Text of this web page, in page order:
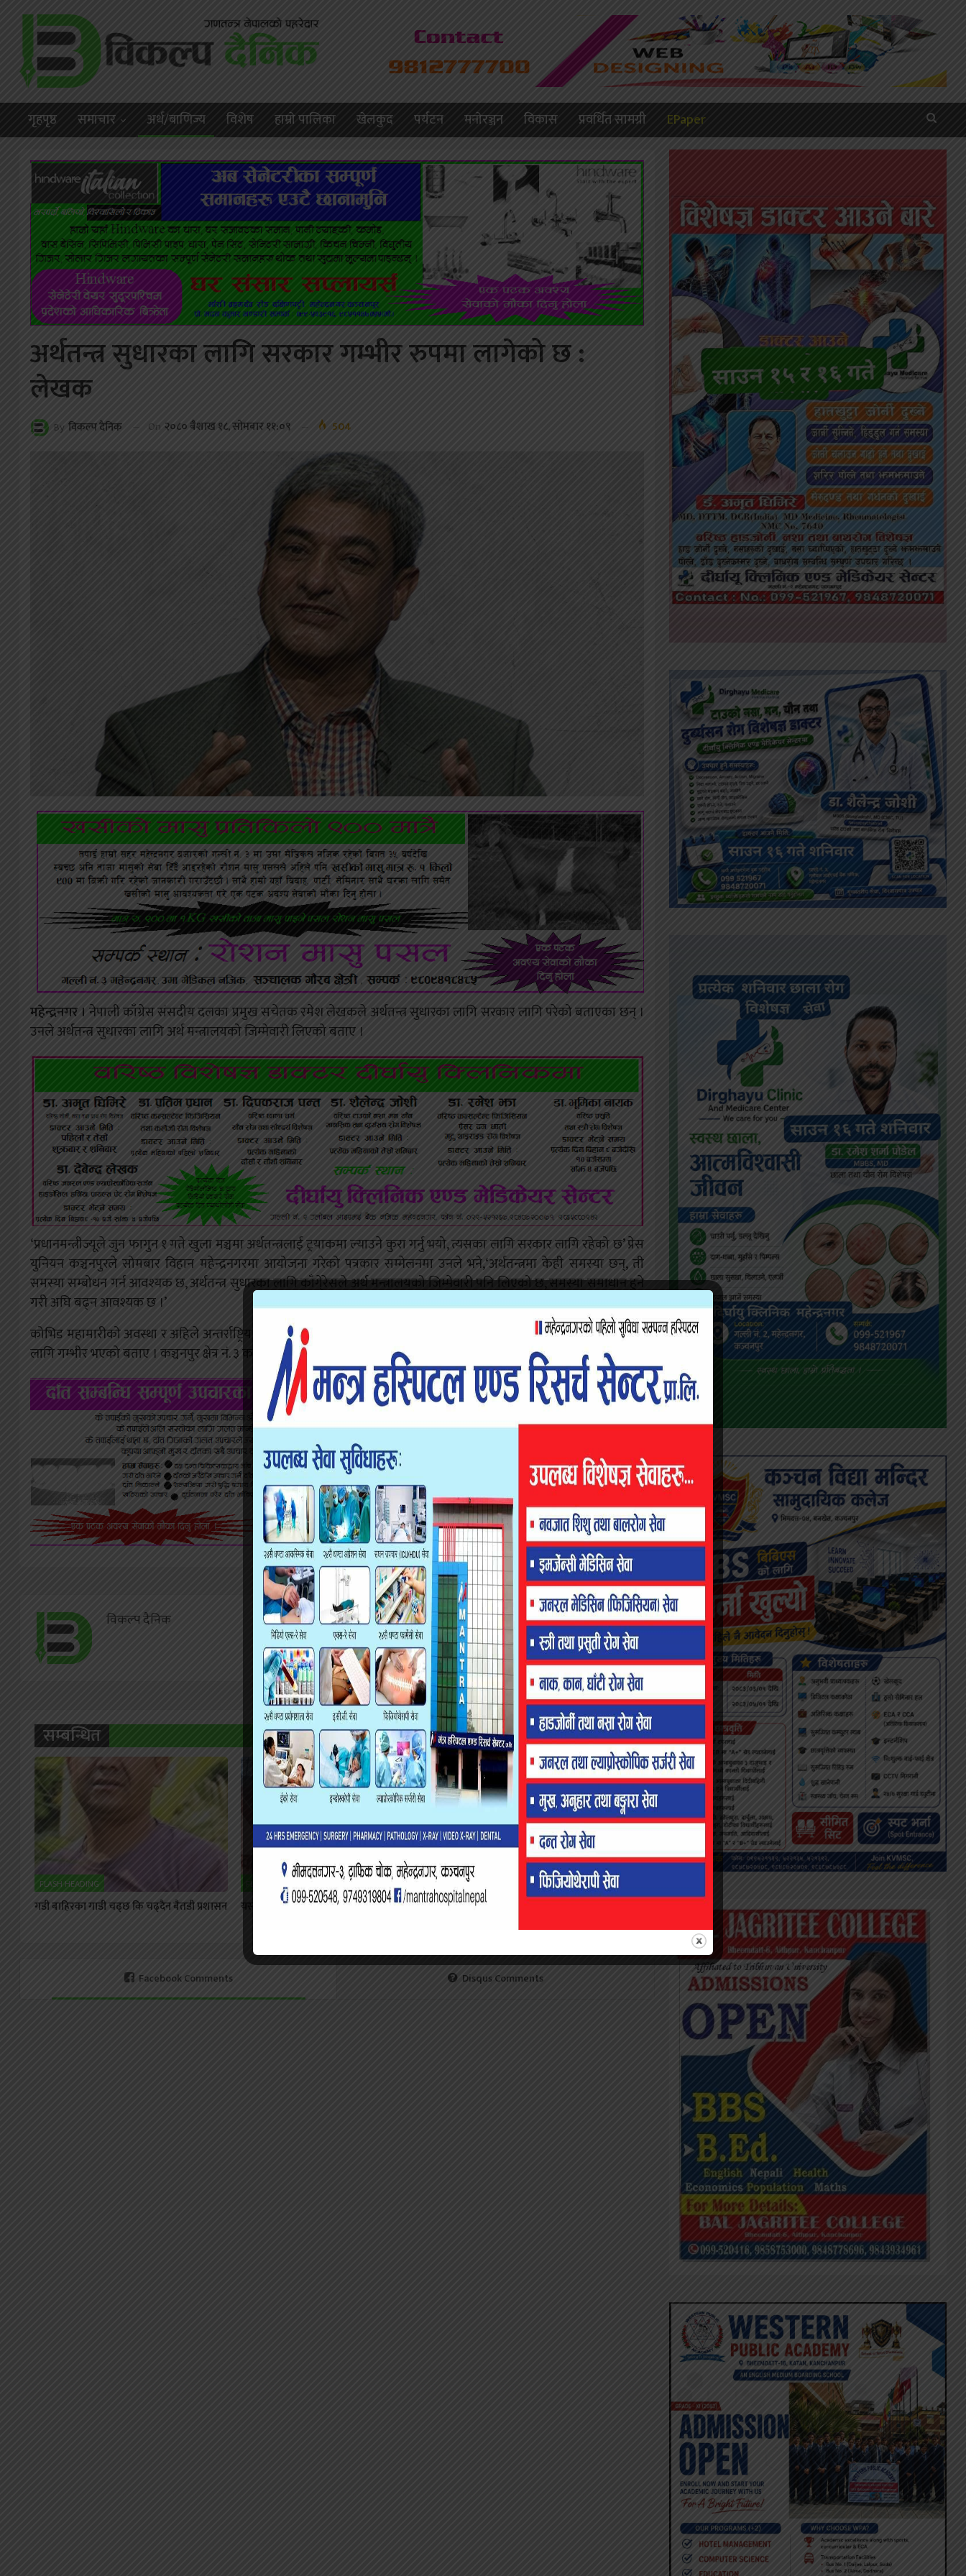
गृहपृष्ठ समाचार अर्थ/बाणिज्य विशेष हाम्राे पालिका खेलकुद पर्यटन मनाेरञ्जन विकास प्रवर्धित सामग्री EPaper
अर्थतन्त्र सुधारका लागि सरकार गम्भीर रुपमा लागेको छ :
लेखक
By विकल्प दैनिक On २०८० बैशाख १८, सोमबार ११:०९ 504
महेन्द्रनगर । नेपाली काँग्रेस संसदीय दलका प्रमुख सचेतक रमेश लेखकले अर्थतन्त्र सुधारका लागि सरकार लागि परेको बताएका छन् ।
उनले अर्थतन्त्र सुधारका लागि अर्थ मन्त्रालयको जिम्मेवारी लिएको बताए ।
‘प्रधानमन्त्रीज्यूले जुन फागुन १ गते खुला मञ्चमा अर्थतन्त्रलाई ट्रयाकमा ल्याउने कुरा गर्नु भयो, त्यसका लागि सरकार लागि रहेको छ’ प्रेस
युनियन कञ्चनपुरले सोमबार विहान महेन्द्रनगरमा आयोजना गरेको पत्रकार सम्मेलनमा उनले भने,‘अर्थतन्त्रमा केही समस्या छन्, ती
समस्या सम्बोधन गर्न आवश्यक छ, अर्थतन्त्र सुधारका लागि काँगे्रेसले अर्थ मन्त्रालयको जिम्मेवारी पनि लिएको छ, समस्या समाधान हुने
गरी अघि बढ्न आवश्यक छ ।’
कोभिड महामारीको अवस्था र अहिले अन्तर्राष्ट्रिय स्तरमा देखिएको युद्धले अर्थतन्त्र समस्यामा परेको उल्लेख गर्दै उनले सरकार सुधारका
लागि गम्भीर भएको बताए । कञ्चनपुर क्षेत्र नं. ३ का साँसद लेखक आइतबार महेन्द्रनगर आएको हुन् ।
विकल्प दैनिक
सम्बन्धित
FLASH HEADING
गडी बाहिरका गाडी चढ्छ कि चढ्दैन बैतडी प्रशासन
FLASH HEADING
यसरी हुँदै आएको छ महेन्द्रनगर बजार बन्द
FLASH HEADING
भीमदत्तमा फेरि दरबन्दी मिलान, साउनभित्रै सकिने
Facebook Comments Disqus Comments